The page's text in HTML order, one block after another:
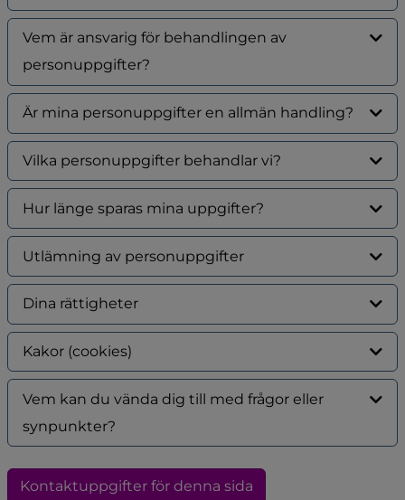
Vem är ansvarig för behandlingen av
personuppgifter?
Är mina personuppgifter en allmän handling?
Vilka personuppgifter behandlar vi?
Hur länge sparas mina uppgifter?
Utlämning av personuppgifter
Dina rättigheter
Kakor (cookies)
Vem kan du vända dig till med frågor eller
synpunkter?
Kontaktuppgifter för denna sida